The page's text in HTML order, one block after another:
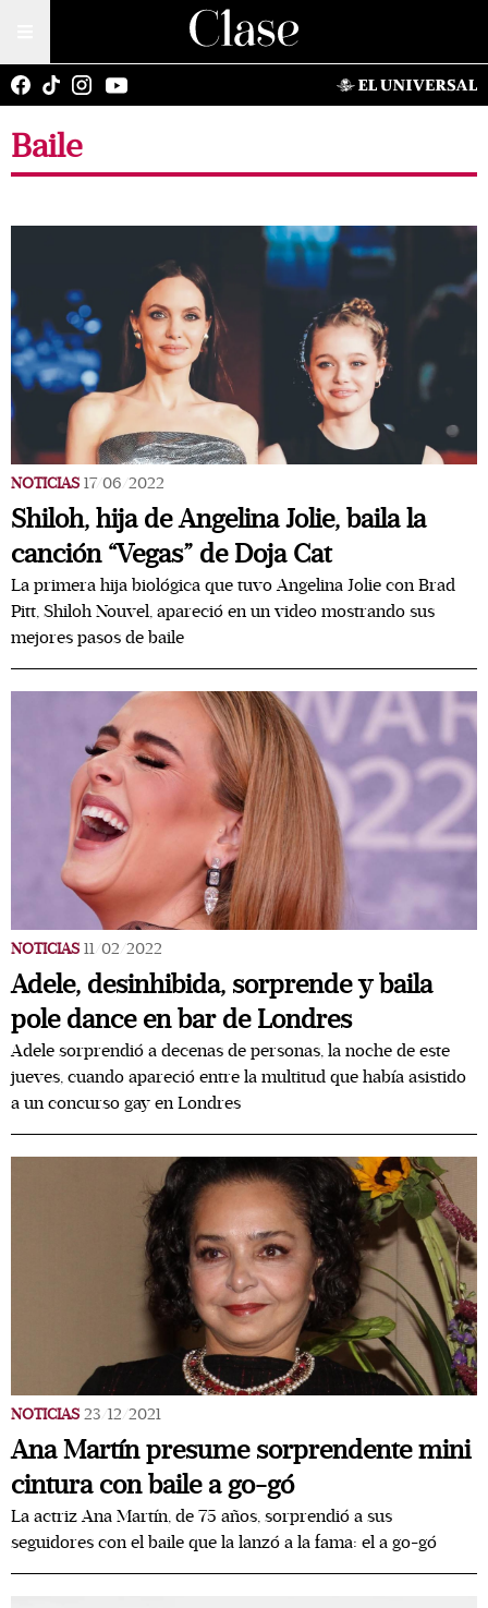
Baile
NOTICIAS 17/06/2022
Shiloh, hija de Angelina Jolie, baila la
canción “Vegas” de Doja Cat
La primera hija biológica que tuvo Angelina Jolie con Brad
Pitt, Shiloh Nouvel, apareció en un video mostrando sus
mejores pasos de baile
NOTICIAS 11/02/2022
Adele, desinhibida, sorprende y baila
pole dance en bar de Londres
Adele sorprendió a decenas de personas, la noche de este
jueves, cuando apareció entre la multitud que había asistido
a un concurso gay en Londres
NOTICIAS 23/12/2021
Ana Martín presume sorprendente mini
cintura con baile a go-gó
La actriz Ana Martín, de 75 años, sorprendió a sus
seguidores con el baile que la lanzó a la fama: el a go-gó